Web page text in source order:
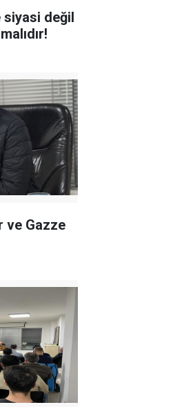
siyasi değil
ve Gazze